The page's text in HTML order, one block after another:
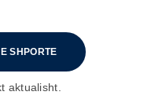
SHPORTE
aktualisht.